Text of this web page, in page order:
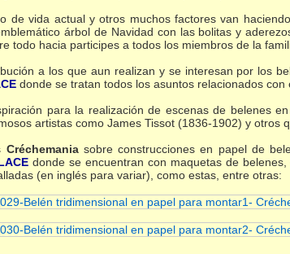
de vida actual y otros muchos factores van
árbol de Navidad con las bolitas y
todo hacia participes a todos los miembros de la
a los que aun realizan y se interesan por los
donde se tratan todos los asuntos relacionados con
para la realización de escenas de belenes
artistas como James Tissot (1836-1902) y otros
Créchemaniasobre construcciones en papel de
donde se encuentran con maquetas de
(en inglés para variar), como estas, entre otras: